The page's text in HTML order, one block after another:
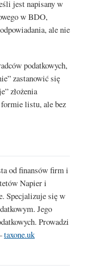
jest napisany w
w BDO,
ale nie
podatkowych,
zastanowić się
złożenia
listu, ale bez
od finansów firm i
Napier i
Specjalizuje się w
Jego
Prowadzi
taxone.uk